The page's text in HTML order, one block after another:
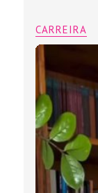
CARREIRA